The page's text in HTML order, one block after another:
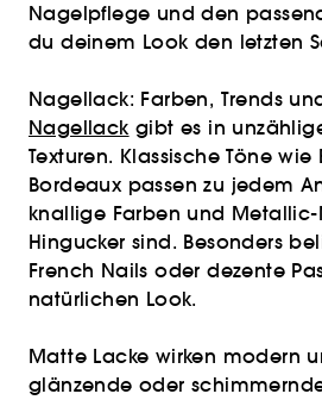
Nagelpflege und den
du deinem Look den letzten
Nagellack: Farben, Trends
Nagellackgibt es in
Texturen. Klassische Töne
Bordeaux passen zu jedem
knallige Farben und
Hingucker sind. Besonders
French Nails oder dezente
natürlichen Look.
Matte Lacke wirken modern
glänzende oder